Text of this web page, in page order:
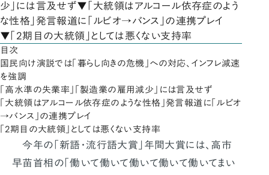
少」には言及せず▼「大統領はアルコール依存症のよう
な性格」発言報道に「ルビオ→バンス」の連携プレイ
▼「2期目の大統領」としては悪くない支持率
目次
国民向け演説では「暮らし向きの危機」への対応、インフレ減速
を強調
「高水準の失業率」「製造業の雇用減少」には言及せず
「大統領はアルコール依存症のような性格」発言報道に「ルビオ
→バンス」の連携プレイ
「2期目の大統領」としては悪くない支持率
今年の「新語・流行語大賞」年間大賞には、高市
早苗首相の「働いて働いて働いて働いて働いてまい